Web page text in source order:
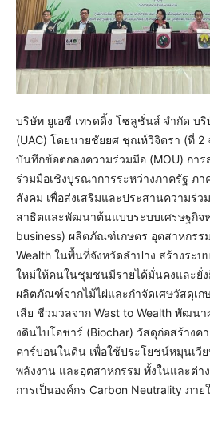
บริษัท ยูเอซี เทรดดิ้ง โซลูชั่นส์ จำกัด บ
(UAC) โดยนายชัยยศ ชุณห์วิจิตรา (ที่ 2
บันทึกข้อตกลงความร่วมมือ (MOU) กา
ร่วมมือเชิงบูรณาการระหว่างภาครัฐ ภ
สังคม เพื่อส่งเสริมและประสานความร่ว
สาธิตและพัฒนาต้นแบบระบบเศรษฐกิจ
business) ผลิตภัณฑ์เกษตร อุตสาหกรร
Wealth ในพื้นที่จังหวัดลำปาง สร้างระบ
ใหม่ให้คนในชุมชนมีรายได้มั่นคงและยั่
ผลิตภัณฑ์จากไม้ไผ่และกำจัดเศษวัสดุเก
เสีย ชีวมวลจาก Wast to Wealth พัฒ
งดินไบโอชาร์ (Biochar) วัสดุก่อสร้างค
คาร์บอนในดิน เพื่อใช้ประโยชน์หมุนเวี
พลังงาน และอุตสาหกรรม ทั้งในและต่า
การเป็นองค์กร Carbon Neutrality ภา